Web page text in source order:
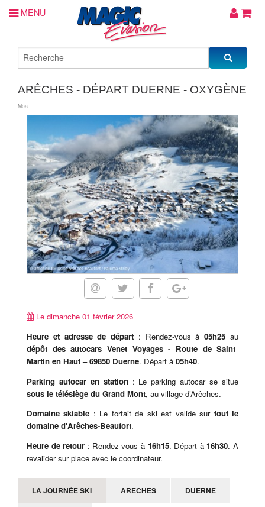
MENU
ARÊCHES - DÉPART DUERNE - OXYGÈNE
M08
Le dimanche 01 février 2026
Heure et adresse de départ : Rendez-vous à05h25au
dépôt des autocars Venet Voyages - Route de Saint
Martin en Haut – 69850 Duerne. Départ à 05h40.
Parking autocar en station : Le parking autocar se situe
sous le télésiège du Grand Mont, au village d’Arêches.
Domaine skiable : Le forfait de ski est valide sur tout le
domaine d'Arêches-Beaufort.
Heure de retour : Rendez-vous à 16h15. Départ à16h30. A
revalider sur place avec le coordinateur.
LA JOURNÉE SKI ARÊCHES DUERNE